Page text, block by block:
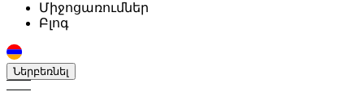
Միջոցառումներ
Բլոգ
Ներբեռնել